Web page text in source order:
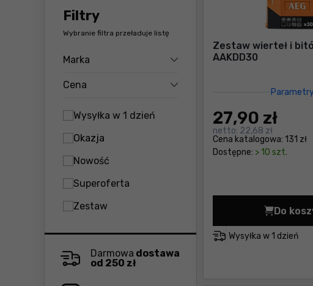
Filtry
Wybranie filtra przeładuje listę
Marka
Cena
Wysyłka w 1 dzień
Okazja
Nowość
Superoferta
Zestaw
Darmowa dostawa
od 250 zł
Zestaw wierteł i
AAKDD30
Cena katalogowa: 131 zł
27,90 zł
netto: 22,68 zł
Dostępne: > 10 szt.
Wysyłka w 1 dzień
Do